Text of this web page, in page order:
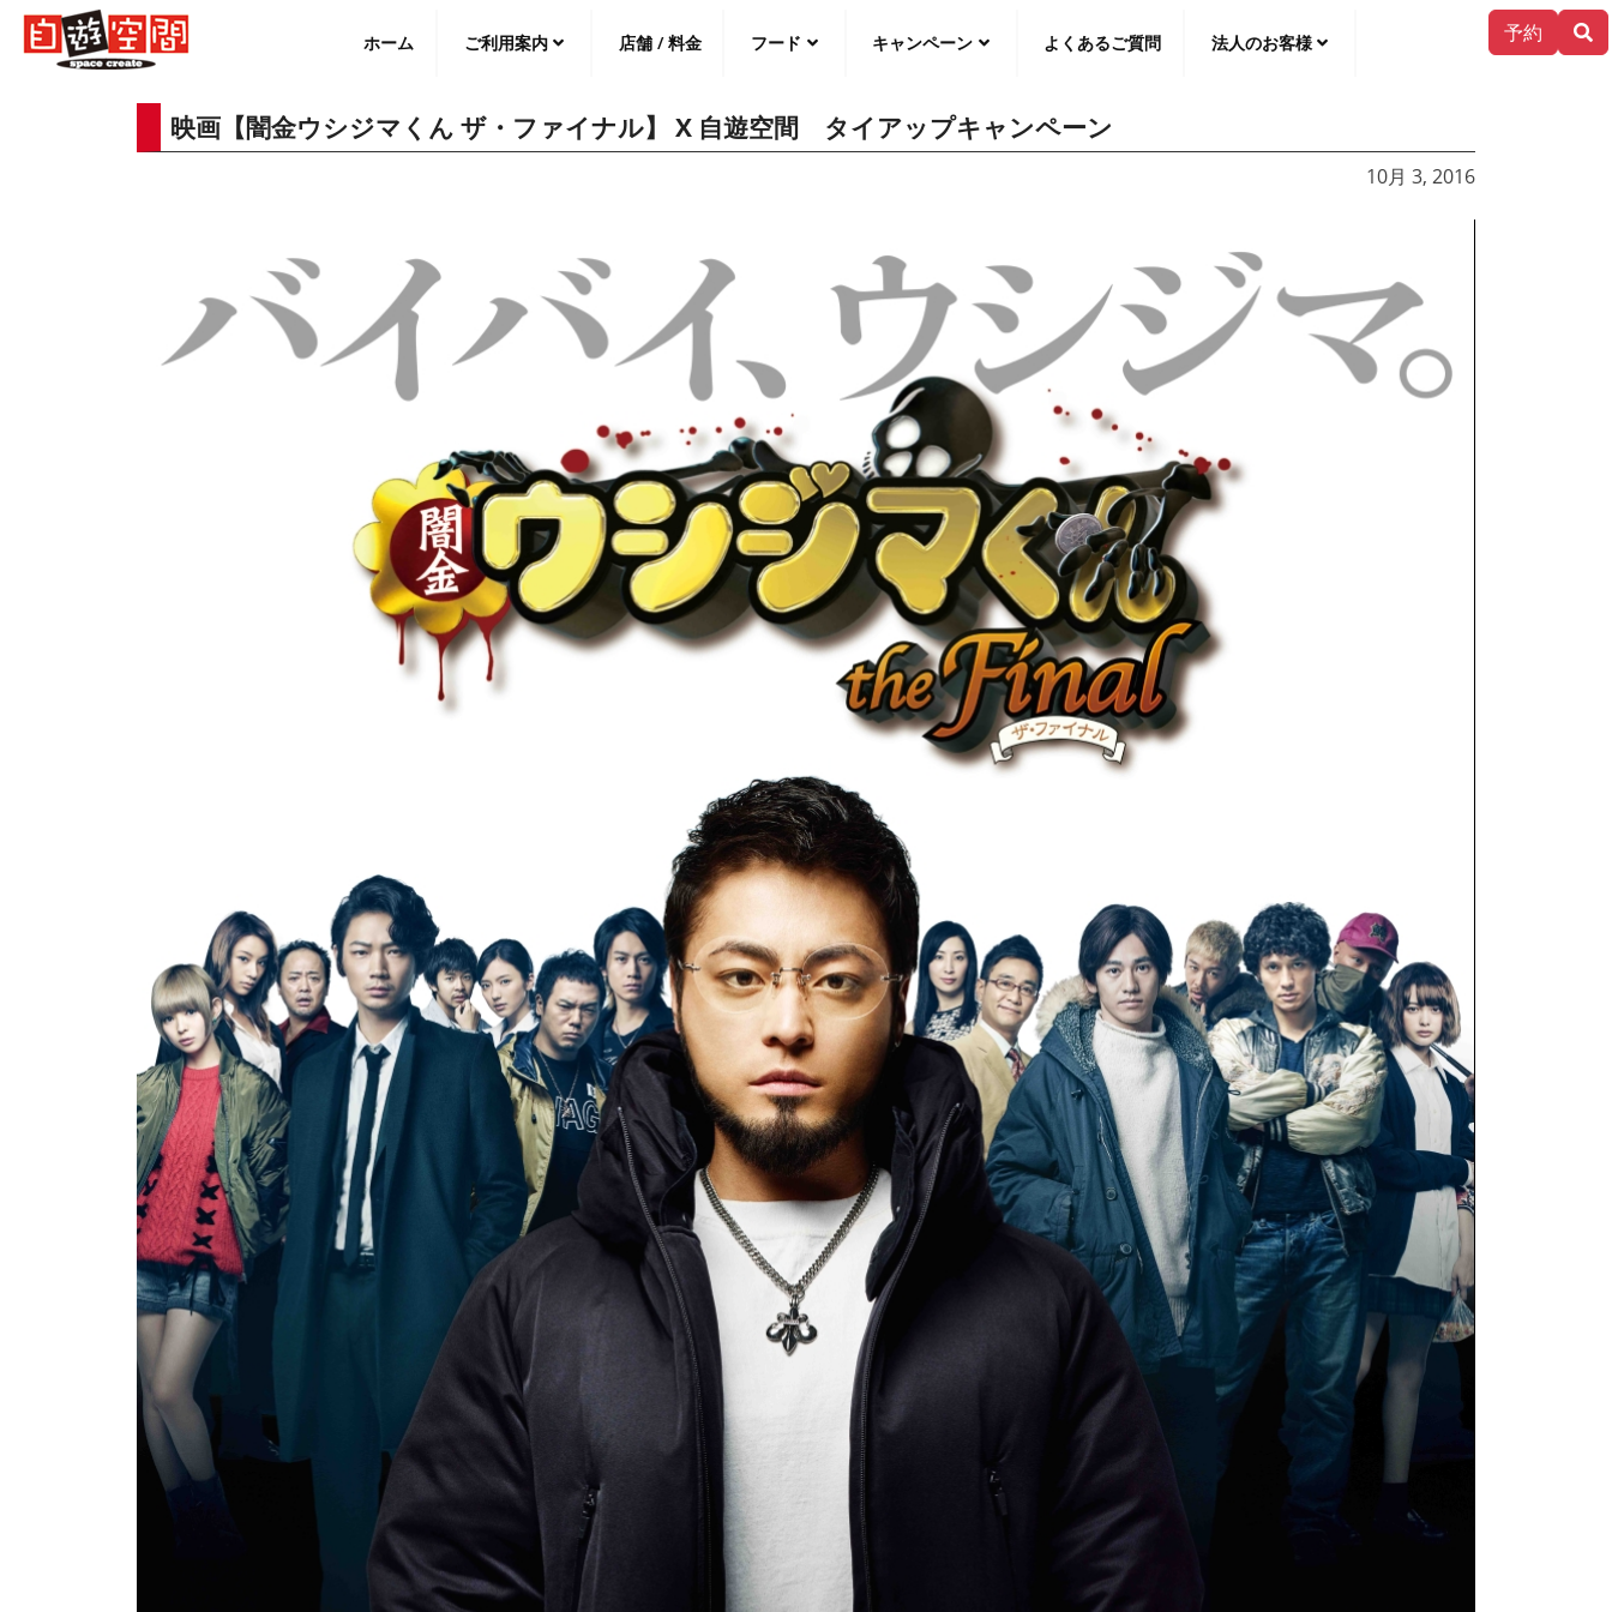
Skip
content
予約
ホーム ご利用案内 店舗 / 料金 フード キャンペーン よくあるご質問 法人のお客様
映画【闇金ウシジマくん ザ・ファイナル】 X 自遊空間 タイアップキャンペーン
10月 3, 2016
English 中文（繁體 ） 中文（简体）